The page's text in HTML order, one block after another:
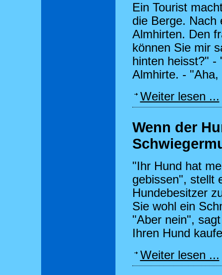
Ein Tourist
die Berge. Nach
Almhirten. Den
können Sie mir
hinten heisst?" -
Almhirte. -
Weiter lesen ...
Wenn der
"Ihr Hund hat
gebissen", stellt
Hundebesitzer
Sie wohl ein
"Aber nein",
Ihren Hund
Weiter lesen ...